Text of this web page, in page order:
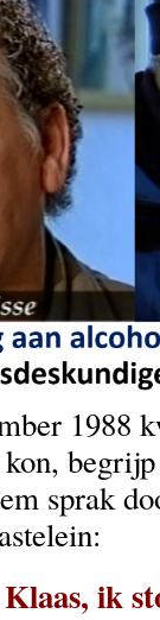
1988
sprak
ik